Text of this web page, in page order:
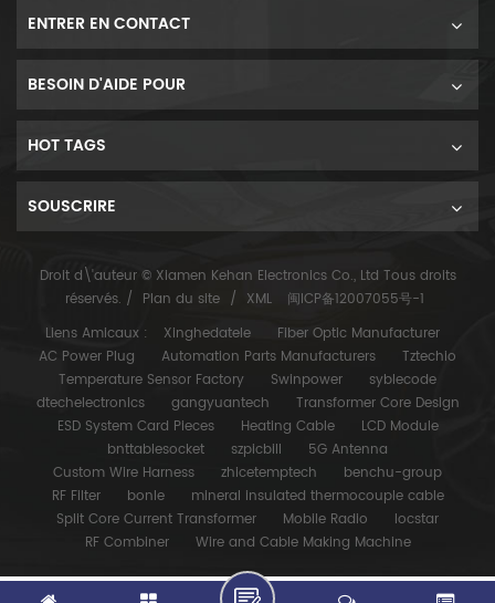
ENTRER EN CONTACT
BESOIN D'AIDE POUR
HOT TAGS
SOUSCRIRE
Droit d\'auteur © Xiamen Kehan Electronics Co., Ltd Tous droits
réservés. / Plan du site / XML
闽ICP备12007055号-1
Liens Amicaux :
Xinghedatele
Fiber Optic Manufacturer
AC Power Plug
Automation Parts Manufacturers
Tztechio
Temperature Sensor Factory
Swinpower
syblecode
dtechelectronics
gangyuantech
Transformer Core Design
ESD System Card Pieces
Heating Cable
LCD Module
bnttablesocket
szpicbill
5G Antenna
Custom Wire Harness
zhicetemptech
benchu-group
RF Filter
bonle
mineral insulated thermocouple cable
Split Core Current Transformer
Mobile Radio
locstar
RF Combiner
Wire and Cable Making Machine